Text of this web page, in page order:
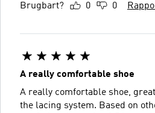
Brugbart? 0 0
A really comfortable shoe
A really comfortable shoe,
the lacing system. Based on